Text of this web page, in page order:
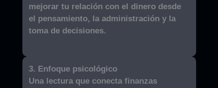
mejorar tu relación con el dinero desde
el pensamiento, la administración y la
toma de decisiones.
3. Enfoque psicológico
Una lectura que conecta finanzas